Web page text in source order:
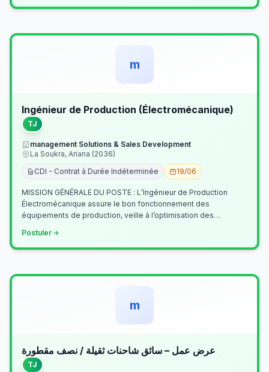
m
Ingénieur de Production (Électromécanique)
TJ
management Solutions & Sales Development
La Soukra, Ariana (2036)
CDI - Contrat à Durée Indéterminée
19/06
MISSION GÉNÉRALE DU POSTE : L’Ingénieur de Production
Électromécanique assure le bon fonctionnement des
équipements de production, veille à l’optimisation des
Postuler
m
عرض عمل – سائق شاحنات ثقيلة / نصف مقطورة
TJ